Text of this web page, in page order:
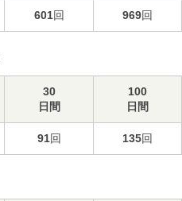
601回 969回
30
日間
100
日間
91回 135回